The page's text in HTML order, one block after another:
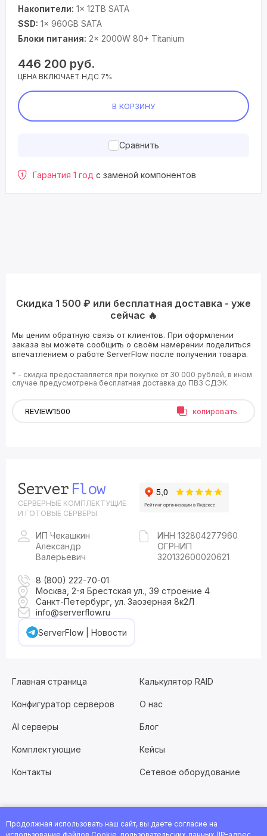
Накопители: 1× 12TB SATA
SSD: 1× 960GB SATA
Блоки питания: 2× 2000W 80+ Titanium
446 200 руб.
ЦЕНА ВКЛЮЧАЕТ НДС 7%
В КОРЗИНУ
Сравнить
Гарантия 1 год с заменой компонентов
Скидка 1 500 ₽ или бесплатная доставка - уже
сейчас 🔥
Мы ценим обратную связь от клиентов. При оформлении
заказа вы можете сообщить о своём намерении поделиться
впечатлением о работе ServerFlow после получения товара.
* - скидка предоставляется при покупке от 30 000 рублей, в ином
случае предусмотрена бесплатная доставка до ПВЗ СДЭК.
копировать
СЕРВЕРНЫЕ КОМПЛЕКТУЩИЕ
И ГОТОВЫЕ СЕРВЕРЫ
ИП Чекашкин
Александр
Валерьевич
ИНН 132804277960
ОГРНИП
320132600020621
8 (800) 222-70-01
Москва, 2-я Брестская ул., 39 строение 4
Санкт-Петербург, ул. Заозерная 8к2Л
info@serverflow.ru
ServerFlow | Новости
Главная страница Калькулятор RAID
Конфигуратор серверов О нас
AI серверы Блог
Комплектующие Кейсы
Контакты Сетевое оборудование
Хотите работать с нами? Заполните анкету
Продолжная использовать наш сайт, вы даете согласие на